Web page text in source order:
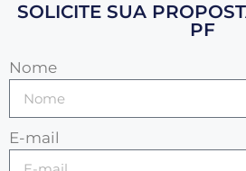
SOLICITE SUA
PF
Nome
E-mail